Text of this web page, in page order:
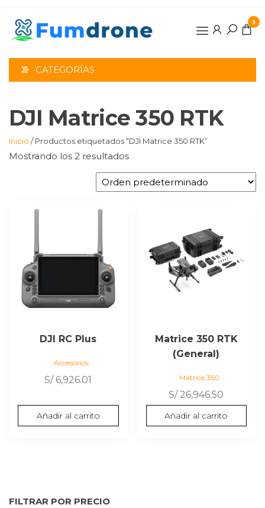
contenido
0
CATEGORÍAS
DJI Matrice 350 RTK
Inicio / Productos etiquetados “DJI Matrice 350 RTK”
Mostrando los 2 resultados
DJI RC Plus
Accesorios
S/6,926.01
Añadir al carrito
Matrice 350 RTK
(General)
Matrice 350
S/26,946.50
Añadir al carrito
FILTRAR POR PRECIO